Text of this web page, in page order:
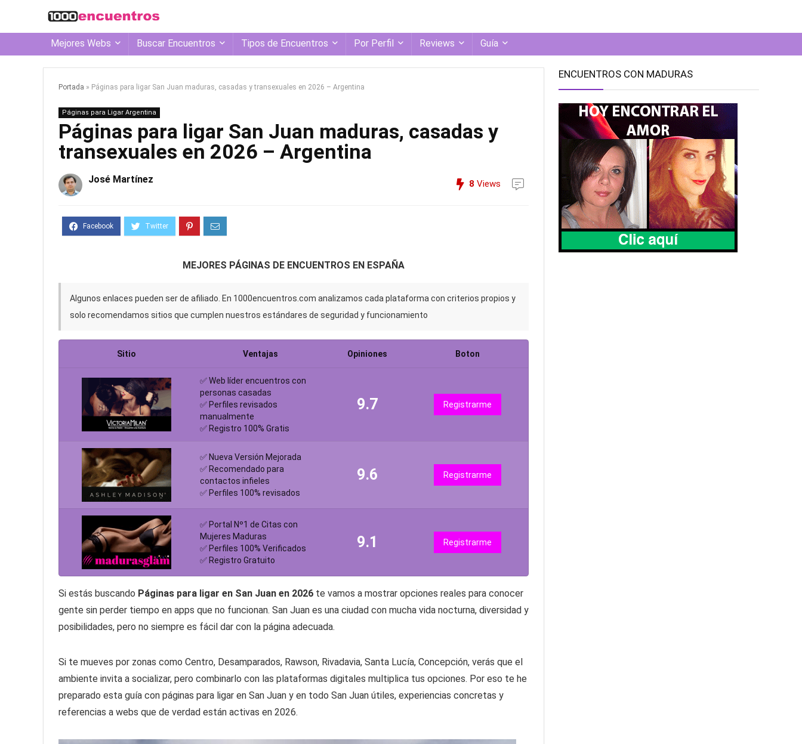
Mejores Webs Buscar Encuentros Tipos de Encuentros Por Perfil Reviews Guía
Portada » Páginas para ligar San Juan maduras, casadas y transexuales en 2026 – Argentina
Páginas para Ligar Argentina
Páginas para ligar San Juan maduras, casadas y
transexuales en 2026 – Argentina
José Martínez 8 Views
MEJORES PÁGINAS DE ENCUENTROS EN ESPAÑA
Algunos enlaces pueden ser de afiliado. En 1000encuentros.com analizamos cada plataforma con criterios propios y
solo recomendamos sitios que cumplen nuestros estándares de seguridad y funcionamiento
Sitio Ventajas Opiniones Boton
✅ Web líder encuentros con
personas casadas
✅ Perfiles revisados
manualmente
✅ Registro 100% Gratis
9.7 Registrarme
✅ Nueva Versión Mejorada
✅ Recomendado para
contactos infieles
✅ Perfiles 100% revisados
9.6 Registrarme
✅ Portal Nº1 de Citas con
Mujeres Maduras
✅ Perfiles 100% Verificados
✅ Registro Gratuito
9.1 Registrarme
Si estás buscando Páginas para ligar en San Juan en 2026 te vamos a mostrar opciones reales para conocer
gente sin perder tiempo en apps que no funcionan. San Juan es una ciudad con mucha vida nocturna, diversidad y
posibilidades, pero no siempre es fácil dar con la página adecuada.
Si te mueves por zonas como Centro, Desamparados, Rawson, Rivadavia, Santa Lucía, Concepción, verás que el
ambiente invita a socializar, pero combinarlo con las plataformas digitales multiplica tus opciones. Por eso te he
preparado esta guía con páginas para ligar en San Juan y en todo San Juan útiles, experiencias concretas y
referencias a webs que de verdad están activas en 2026.
ENCUENTROS CON MADURAS